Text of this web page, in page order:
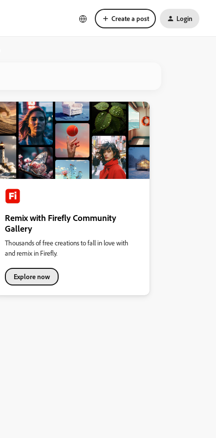
Create a post Login
Remix with Firefly Community
Gallery
Thousands of free creations to fall in love with
and remix in Firefly.
Explore now